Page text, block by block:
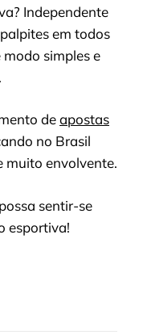
Independente
em todos
simples e
deapostas
no Brasil
muito envolvente.
sentir-se
esportiva!